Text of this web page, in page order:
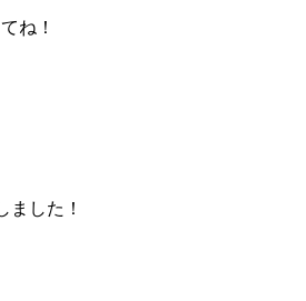
ね！
ました！